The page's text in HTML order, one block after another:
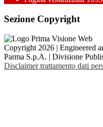
Sezione Copyright
Copyright 2026 | Engineered
Parma S.p.A. | Divisione
Disclaimer trattamento dati